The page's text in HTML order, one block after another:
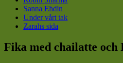
Sanna Ehdin
Under vårt tak
Zarahs sida
Fika med chailatte och